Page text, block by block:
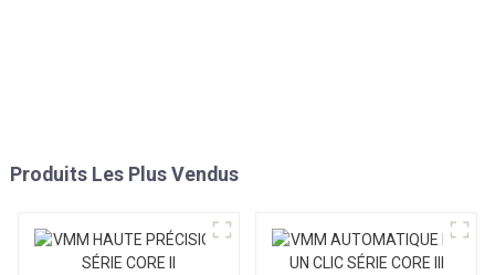
Produits Les Plus Vendus